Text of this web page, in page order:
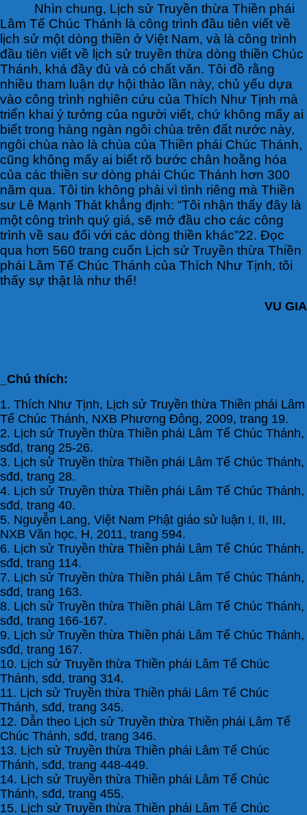
Nhìn chung, Lịch sử Truyền thừa Thiền phái
Lâm Tế Chúc Thánh là công trình đầu tiên viết về
lịch sử một dòng thiền ở Việt Nam, và là công trình
đầu tiên viết về lịch sử truyền thừa dòng thiền Chúc
Thánh, khá đầy đủ và có chất văn. Tôi đồ rằng
nhiều tham luận dự hội thảo lần này, chủ yếu dựa
vào công trình nghiên cứu của Thích Như Tịnh mà
triển khai ý tưởng của người viết, chứ không mấy ai
biết trong hàng ngàn ngôi chùa trên đất nước này,
ngôi chùa nào là chùa của Thiền phái Chúc Thánh,
cũng không mấy ai biết rõ bước chân hoằng hóa
của các thiền sư dòng phái Chúc Thánh hơn 300
năm qua. Tôi tin không phải vì tình riêng mà Thiền
sư Lê Mạnh Thát khẳng định: “Tôi nhận thấy đây là
một công trình quý giá, sẽ mở đầu cho các công
trình về sau đối với các dòng thiền khác”22. Đọc
qua hơn 560 trang cuốn Lịch sử Truyền thừa Thiền
phái Lâm Tế Chúc Thánh của Thích Như Tịnh, tôi
thấy sự thật là như thế!
VU GIA
_Chú thích:
1. Thích Như Tịnh, Lịch sử Truyền thừa Thiền phái Lâm
Tế Chúc Thánh, NXB Phương Đông, 2009, trang 19.
2. Lịch sử Truyền thừa Thiền phái Lâm Tế Chúc Thánh,
sđd, trang 25-26.
3. Lịch sử Truyền thừa Thiền phái Lâm Tế Chúc Thánh,
sđd, trang 28.
4. Lịch sử Truyền thừa Thiền phái Lâm Tế Chúc Thánh,
sđd, trang 40.
5. Nguyễn Lang, Việt Nam Phật giáo sử luận I, II, III,
NXB Văn học, H, 2011, trang 594.
6. Lịch sử Truyền thừa Thiền phái Lâm Tế Chúc Thánh,
sđd, trang 114.
7. Lịch sử Truyền thừa Thiền phái Lâm Tế Chúc Thánh,
sđd, trang 163.
8. Lịch sử Truyền thừa Thiền phái Lâm Tế Chúc Thánh,
sđd, trang 166-167.
9. Lịch sử Truyền thừa Thiền phái Lâm Tế Chúc Thánh,
sđd, trang 167.
10. Lịch sử Truyền thừa Thiền phái Lâm Tế Chúc
Thánh, sđd, trang 314.
11. Lịch sử Truyền thừa Thiền phái Lâm Tế Chúc
Thánh, sđd, trang 345.
12. Dẫn theo Lịch sử Truyền thừa Thiền phái Lâm Tế
Chúc Thánh, sđd, trang 346.
13. Lịch sử Truyền thừa Thiền phái Lâm Tế Chúc
Thánh, sđd, trang 448-449.
14. Lịch sử Truyền thừa Thiền phái Lâm Tế Chúc
Thánh, sđd, trang 455.
15. Lịch sử Truyền thừa Thiền phái Lâm Tế Chúc